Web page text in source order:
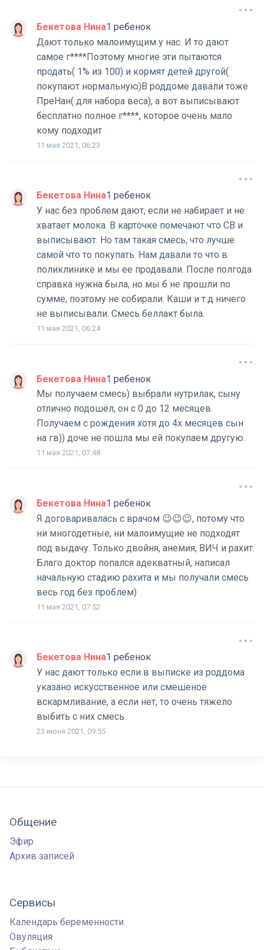
Бекетова Нина1 ребенок
Дают только малоимущим у нас. И то дают
самое г****Поэтому многие эти пытаются
продать( 1% из 100) и кормят детей другой(
покупают нормальную)В роддоме давали тоже
ПреНан( для набора веса), а вот выписывают
бесплатно полное г****, которое очень мало
кому подходит
11 мая 2021, 06:23
Бекетова Нина1 ребенок
У нас без проблем дают, если не набирает и не
хватает молока. В карточке помечают что СВ и
выписывают. Но там такая смесь, что лучше
самой что то покупать. Нам давали то что в
поликлинике и мы ее продавали. После полгода
справка нужна была, но мы б не прошли по
сумме, поэтому не собирали. Каши и т.д ничего
не выписывали. Смесь беллакт была.
11 мая 2021, 06:24
Бекетова Нина1 ребенок
Мы получаем смесь) выбрали нутрилак, сыну
отлично подошёл, он с 0 до 12 месяцев.
Получаем с рождения хотя до 4х месяцев сын
на гв)) доче не пошла мы ей покупаем другую.
11 мая 2021, 07:48
Бекетова Нина1 ребенок
Я договаривалась с врачом 😉😉😉, потому что
ни многодетные, ни малоимущие не подходят
под выдачу. Только двойня, анемия, ВИЧ и рахит.
Благо доктор попался адекватный, написал
начальную стадию рахита и мы получали смесь
весь год без проблем)
11 мая 2021, 07:52
Бекетова Нина1 ребенок
У нас дают только если в выписке из роддома
указано искусственное или смешеное
вскармливание, а если нет, то очень тяжело
выбить с них смесь
23 июня 2021, 09:55
Общение
Эфир
Архив записей
Сервисы
Календарь беременности
Овуляция